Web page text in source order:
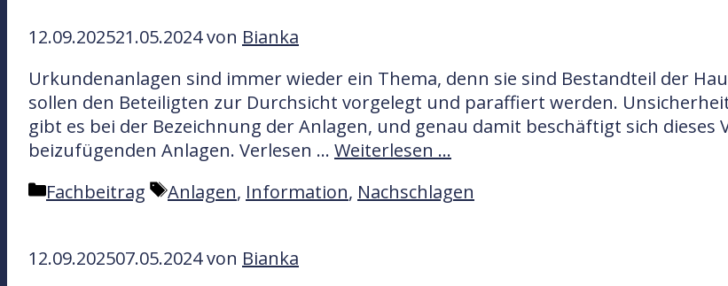
e
o
r
i
e
n
l
g
w
ö
r
t
e
12.09.202521.05.2024von Bianka
Urkundenanlagen sind immer wieder ein Thema, denn sie sind Bestandteil der
sollen den Beteiligten zur Durchsicht vorgelegt und paraffiert werden.
gibt es bei der Bezeichnung der Anlagen, und genau damit beschäftigt sich
beizufügenden Anlagen. Verlesen … Weiterlesen …
K
e
Fachbeitrag
S
l
Anlagen, Information, Nachschlagen
12.09.202507.05.2024von Bianka